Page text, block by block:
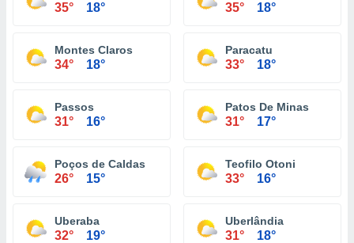
35° 18° 35° 18°
Montes Claros
34° 18°
Paracatu
33° 18°
Passos
31° 16°
Patos De Minas
31° 17°
Poços de Caldas
26° 15°
Teofilo Otoni
33° 16°
Uberaba
32° 19°
Uberlândia
31° 18°